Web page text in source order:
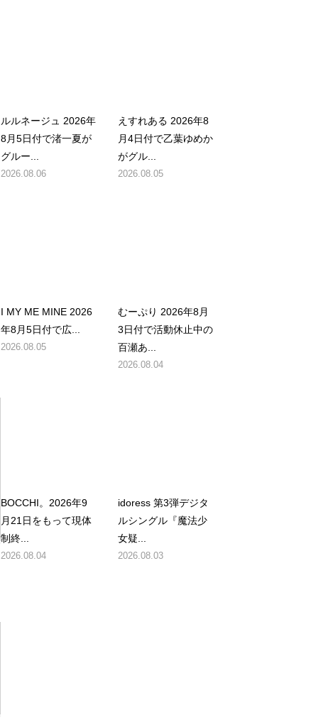
ルルネージュ 2026年
8月5日付で渚一夏が
グルー...
2026.08.06
えすれある 2026年8
月4日付で乙葉ゆめか
がグル...
2026.08.05
I MY ME MINE 2026
年8月5日付で広...
2026.08.05
むーぷり 2026年8月
3日付で活動休止中の
百瀬あ...
2026.08.04
BOCCHI。2026年9
月21日をもって現体
制終...
2026.08.04
idoress 第3弾デジタ
ルシングル『魔法少
女疑...
2026.08.03